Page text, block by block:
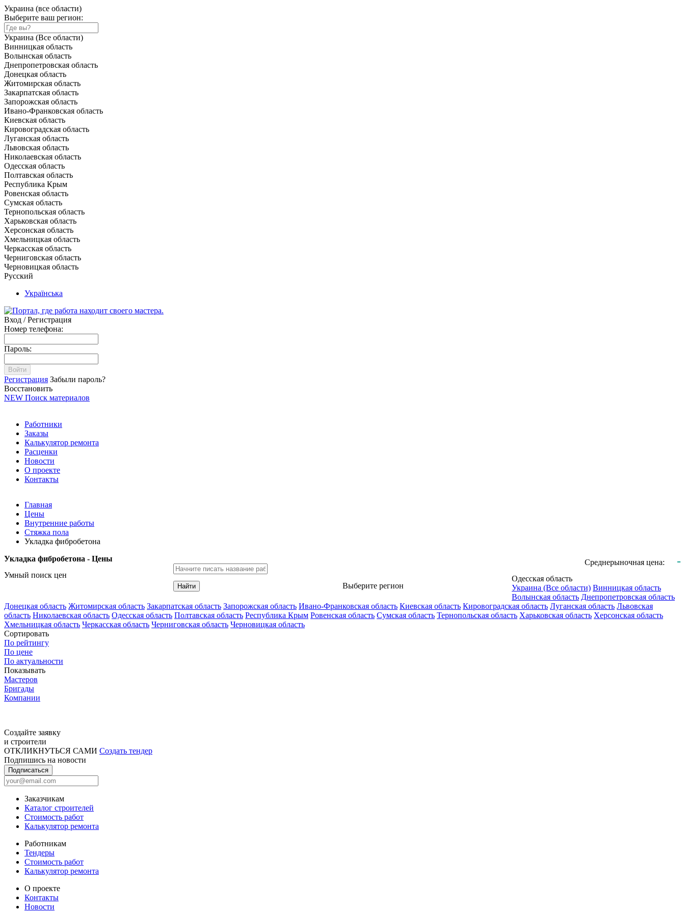
Украина (все области)
Выберите ваш регион:
Украина (Все области)
Винницкая область
Волынская область
Днепропетровская область
Донецкая область
Житомирская область
Закарпатская область
Запорожская область
Ивано-Франковская область
Киевская область
Кировоградская область
Луганская область
Львовская область
Николаевская область
Одесская область
Полтавская область
Республика Крым
Ровенская область
Сумская область
Тернопольская область
Харьковская область
Херсонская область
Хмельницкая область
Черкасская область
Черниговская область
Черновицкая область
Русский
Українська
Вход / Регистрация
Номер телефона:
Пароль:
Войти
Регистрация Забыли пароль?
Восстановить
NEW Поиск материалов
Работники
Заказы
Калькулятор ремонта
Расценки
Новости
О проекте
Контакты
Главная
Цены
Внутренние работы
Стяжка пола
Укладка фибробетона
Укладка фибробетона - Цены
Среднерыночная цена: -
Умный поиск цен
Найти Выберите регион
Одесская область
Украина (Все области) Винницкая область
Волынская область Днепропетровская область
Донецкая область Житомирская область Закарпатская область Запорожская область Ивано-Франковская область Киевская область Кировоградская область Луганская область Львовская
область Николаевская область Одесская область Полтавская область Республика Крым Ровенская область Сумская область Тернопольская область Харьковская область Херсонская область
Хмельницкая область Черкасская область Черниговская область Черновицкая область
Сортировать
По рейтингу
По цене
По актуальности
Показывать
Мастеров
Бригады
Компании
Создайте заявку
и строители
ОТКЛИКНУТЬСЯ САМИ Создать тендер
Подпишись на новости
Подписаться
Заказчикам
Каталог строителей
Стоимость работ
Калькулятор ремонта
Работникам
Тендеры
Стоимость работ
Калькулятор ремонта
О проекте
Контакты
Новости